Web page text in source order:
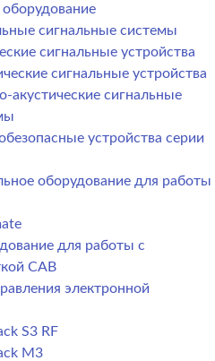
сигнальные системы
сигнальные устройства
сигнальные устройства
акустические сигнальные
устройства серии
оборудование для работы
для работы с
CAB
электронной
S3 RF
M3